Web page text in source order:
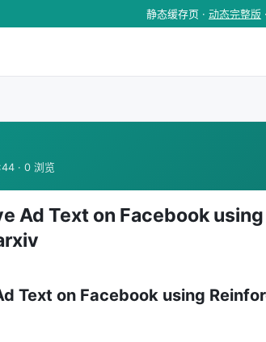
静态缓存页 · 动态完整版 ·
· 0 浏览
Ad Text on Facebook
Text on Facebook using